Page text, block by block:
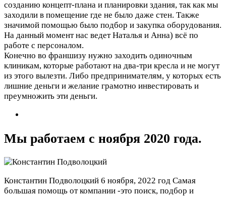
созданию концепт-плана и планировки здания, так как мы
заходили в помещение где не было даже стен. Также
значимой помощью было подбор и закупка оборудования.
На данный момент нас ведет Наталья и Анна) всё по
работе с персоналом.
Конечно во франшизу нужно заходить одиночным
клиникам, которые работают на два-три кресла и не могут
из этого вылезти. Либо предпринимателям, у которых есть
лишние деньги и желание грамотно инвестировать и
преумножить эти деньги.
Мы работаем с ноября 2020 года.
Константин Подволоцкий 6 ноября, 2022 год Самая
большая помощь от компании -это поиск, подбор и